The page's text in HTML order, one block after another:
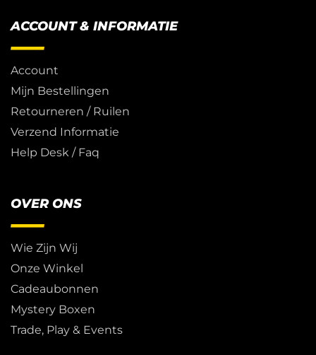
ACCOUNT & INFORMATIE
Account
Mijn Bestellingen
Retourneren / Ruilen
Verzend Informatie
Help Desk / Faq
OVER ONS
Wie Zijn Wij
Onze Winkel
Cadeaubonnen
Mystery Boxen
Trade, Play & Events